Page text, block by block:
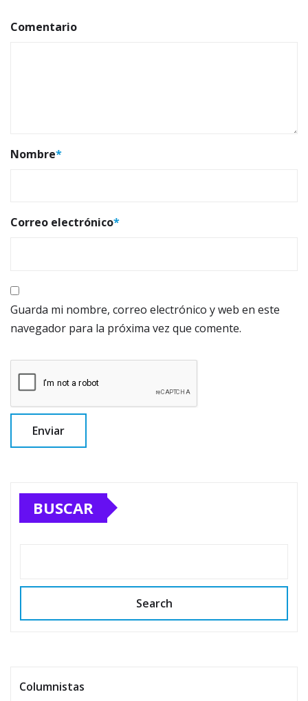
Comentario
Nombre*
Correo electrónico*
Guarda mi nombre, correo electrónico y web en este
navegador para la próxima vez que comente.
BUSCAR
Search
Columnistas